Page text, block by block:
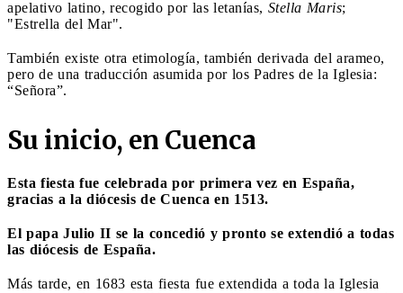
apelativo latino, recogido por las letanías, Stella Maris;
"Estrella del Mar".
También existe otra etimología, también derivada del arameo,
pero de una traducción asumida por los Padres de la Iglesia:
“Señora”.
Su inicio, en Cuenca
Esta fiesta fue celebrada por primera vez en España,
gracias a la diócesis de Cuenca en 1513.
El papa Julio II se la concedió y pronto se extendió a todas
las diócesis de España.
Más tarde, en 1683 esta fiesta fue extendida a toda la Iglesia